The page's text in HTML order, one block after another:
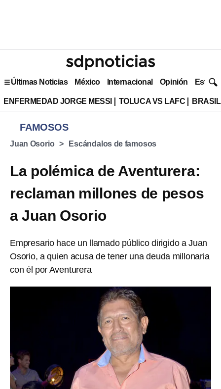
Últimas Noticias México Internacional Opinión Estilo
ENFERMEDAD JORGE MESSI TOLUCA VS LAFC
FAMOSOS
Juan Osorio Escándalos de famosos
La polémica de Aventurera:
reclaman millones de pesos
a Juan Osorio
Empresario hace un llamado público dirigido a Juan
Osorio, a quien acusa de tener una deuda millonaria
con él por Aventurera